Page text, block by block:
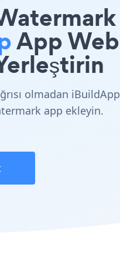
App Web
olmadan iBuildApp
app ekleyin.